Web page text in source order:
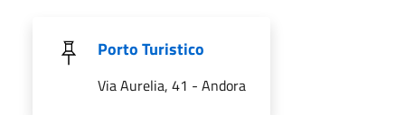
Porto Turistico
Via Aurelia, 41 - Andora